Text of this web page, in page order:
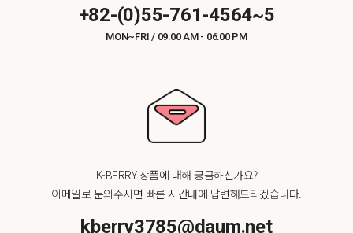
+82-(0)55-761-4564~5
MON~FRI / 09:00 AM - 06:00 PM
K-BERRY 상품에 대해 궁금하신가요?
이메일로 문의주시면 빠른 시간내에 답변해드리겠습니다.
kberry3785@daum.net